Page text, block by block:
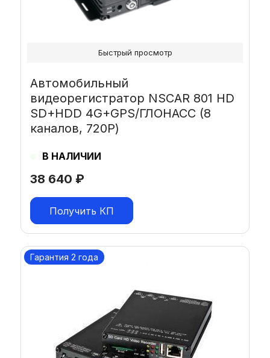
38 640 ₽
Автомобильный
видеорегистратор NSCAR 801 HD
SD+HDD 4G+GPS/ГЛОНАСС (8
каналов, 720P)
В НАЛИЧИИ
Получить КП
Быстрый просмотр
Гарантия 2 года